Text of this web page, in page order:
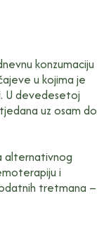
konzumaciju
u kojima je
U devedesetoj
uz osam do
alternativnog
i
tretmana –